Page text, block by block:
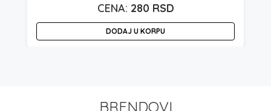
280 RSD
DODAJ U KORPU
BRENDOVI